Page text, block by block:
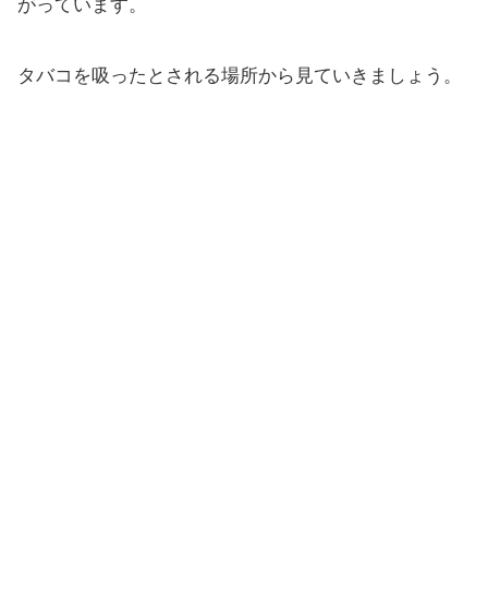
がっています。
タバコを吸ったとされる場所から見ていきましょう。